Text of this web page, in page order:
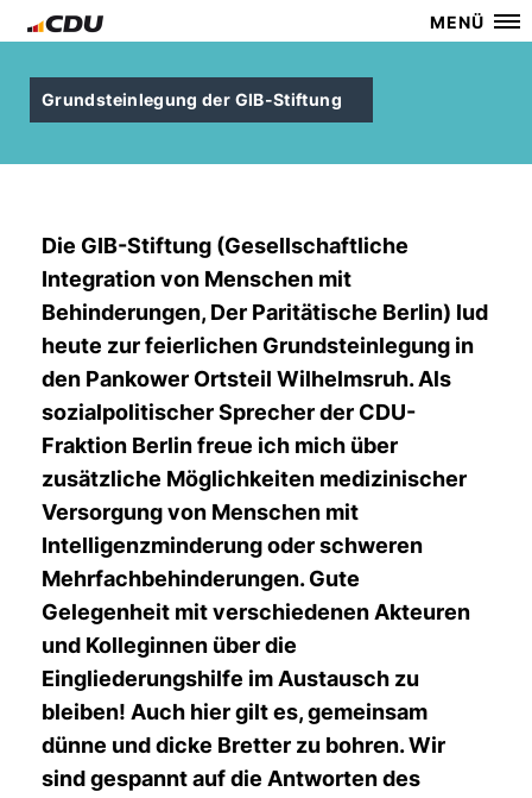
MENÜ
Grundsteinlegung der GIB-Stiftung
Die GIB-Stiftung (Gesellschaftliche
Integration von Menschen mit
Behinderungen, Der Paritätische Berlin) lud
heute zur feierlichen Grundsteinlegung in
den Pankower Ortsteil Wilhelmsruh. Als
sozialpolitischer Sprecher der CDU-
Fraktion Berlin freue ich mich über
zusätzliche Möglichkeiten medizinischer
Versorgung von Menschen mit
Intelligenzminderung oder schweren
Mehrfachbehinderungen. Gute
Gelegenheit mit verschiedenen Akteuren
und Kolleginnen über die
Eingliederungshilfe im Austausch zu
bleiben! Auch hier gilt es, gemeinsam
dünne und dicke Bretter zu bohren. Wir
sind gespannt auf die Antworten des